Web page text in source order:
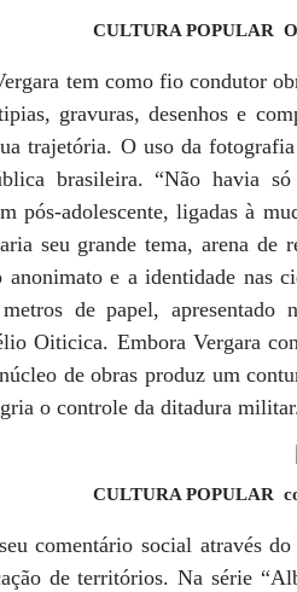
CULTURA POPULAR
tem como fio condutor
gravuras, desenhos e
trajetória. O uso da
brasileira. “Não havia só
pós-adolescente, ligadas à
seu grande tema, arena de
e a identidade nas
de papel,
Oiticica. Embora Vergara
de obras produz um
o controle da ditadura
CULTURA POPULAR
comentário social através
de territórios. Na série